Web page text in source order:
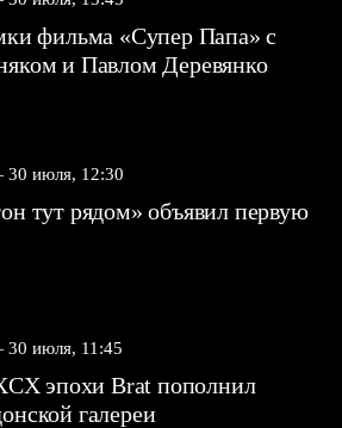
фильма «Супер Папа» с
и Павлом Деревянко
30 июля, 12:30
тут рядом» объявил первую
30 июля, 11:45
эпохи Brat пополнил
галереи